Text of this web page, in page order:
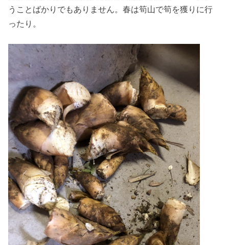
うことばかりでもありません。春は筍山で筍を獲りに行
ったり。